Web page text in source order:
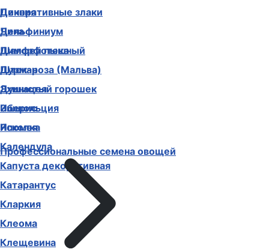
Декоративные злаки
Дельфиниум
Диморфотека
Дурман
Душистый горошек
Иберис
Ипомея
Календула
Капуста декоративная
Катарантус
Кларкия
Клеома
Клещевина
Цинния
Чина
Шалфей пышный
Шток-роза (Мальва)
Эхинацея
Эшшольция
Ясколка
Профессиональные семена овощей